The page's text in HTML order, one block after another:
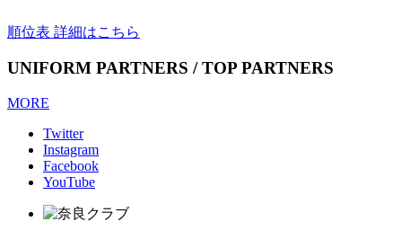
順位表 詳細はこちら
UNIFORM PARTNERS / TOP PARTNERS
MORE
Twitter
Instagram
Facebook
YouTube